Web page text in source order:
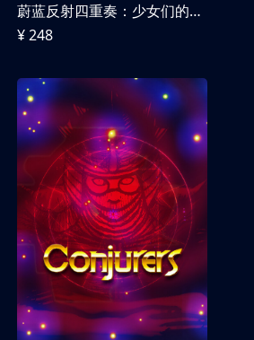
蔚蓝反射四重奏：少女们的奇迹
¥ 248